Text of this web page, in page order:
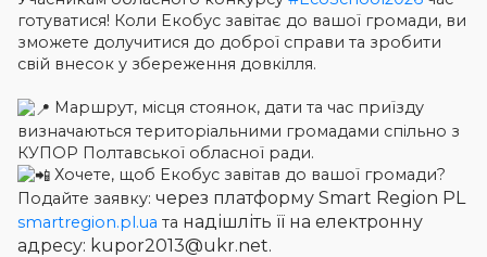
готуватися! Коли Екобус завітає до вашої громади, ви
зможете долучитися до доброї справи та зробити
свій внесок у збереження довкілля.
Маршрут, місця стоянок, дати та час приїзду
визначаються територіальними громадами спільно з
КУПОР Полтавської обласної ради.
Хочете, щоб Екобус завітав до вашої громади?
Подайте заявку: через платформу Smart Region PL
smartregion.pl.ua та надішліть її на електронну
адресу: kupor2013@ukr.net.